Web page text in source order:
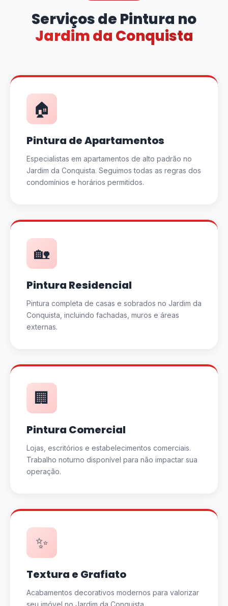
Serviços de Pintura no
Jardim da Conquista
🏠
Pintura de Apartamentos
Especialistas em apartamentos de alto padrão no
Jardim da Conquista. Seguimos todas as regras dos
condomínios e horários permitidos.
🏡
Pintura Residencial
Pintura completa de casas e sobrados no Jardim da
Conquista, incluindo fachadas, muros e áreas
externas.
🏢
Pintura Comercial
Lojas, escritórios e estabelecimentos comerciais.
Trabalho noturno disponível para não impactar sua
operação.
✨
Textura e Grafiato
Acabamentos decorativos modernos para valorizar
seu imóvel no Jardim da Conquista.